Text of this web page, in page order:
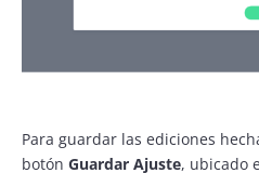
Para guardar las ediciones
botón Guardar Ajuste, ubicado